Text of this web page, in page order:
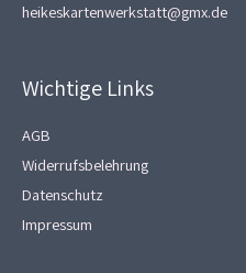
heikeskartenwerkstatt@gmx.de
Wichtige Links
AGB
Widerrufsbelehrung
Datenschutz
Impressum